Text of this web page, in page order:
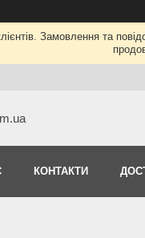
Замовлення та
КОНТАКТИ